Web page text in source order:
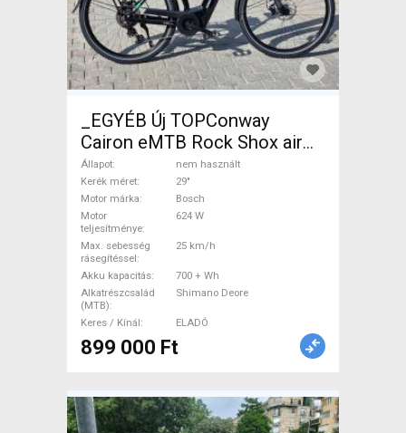
_EGYÉB Új TOPConway
Cairon eMTB Rock Shox air
29er 750wh Elektromos
Mountain Bike 29" elöl
teleszkópos Bosch Shimano
Deore nem használt ELADÓ
Állapot
nem használt
Kerék méret
29"
Motor márka
Bosch
Motor
teljesítménye
624 W
Max. sebesség
rásegítéssel
25 km/h
Akku kapacitás
700 + Wh
Alkatrészcsalád
(MTB)
Shimano Deore
Keres / Kínál ELADÓ
899 000 Ft